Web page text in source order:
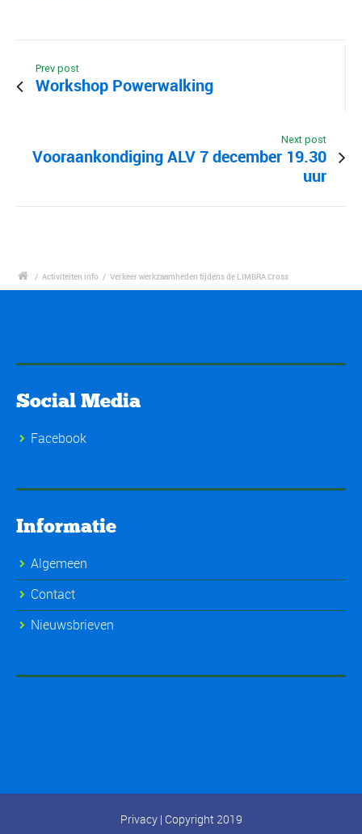
Prev post
Workshop Powerwalking
Next post
Vooraankondiging ALV 7 december 19.30
uur
/ Activiteiten info / Verkeer werkzaamheden tijdens de LIMBRA Cross
Social Media
Facebook
Informatie
Algemeen
Contact
Nieuwsbrieven
Privacy| Copyright 2019